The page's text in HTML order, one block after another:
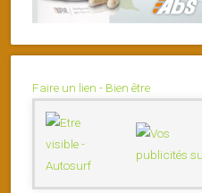
Faire un lien - Bien être